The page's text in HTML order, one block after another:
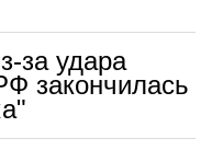
за удара
закончилась